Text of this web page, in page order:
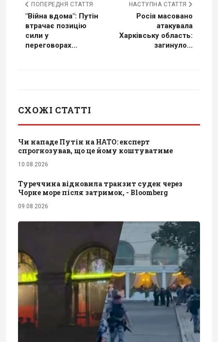
ПОПЕРЕДНЯ СТАТТЯ
"Війна вдома": Путін
втрачає позицію
сили у
переговорах...
НАСТУПНА СТАТТЯ
Росія масовано
атакувала
Харківську область:
загинуло...
СХОЖІ СТАТТІ
Чи нападе Путін на НАТО: експерт
спрогнозував, що це йому коштуватиме
10.08.2026
Туреччина відновила транзит суден через
Чорне море після затримок, - Bloomberg
09.08.2026